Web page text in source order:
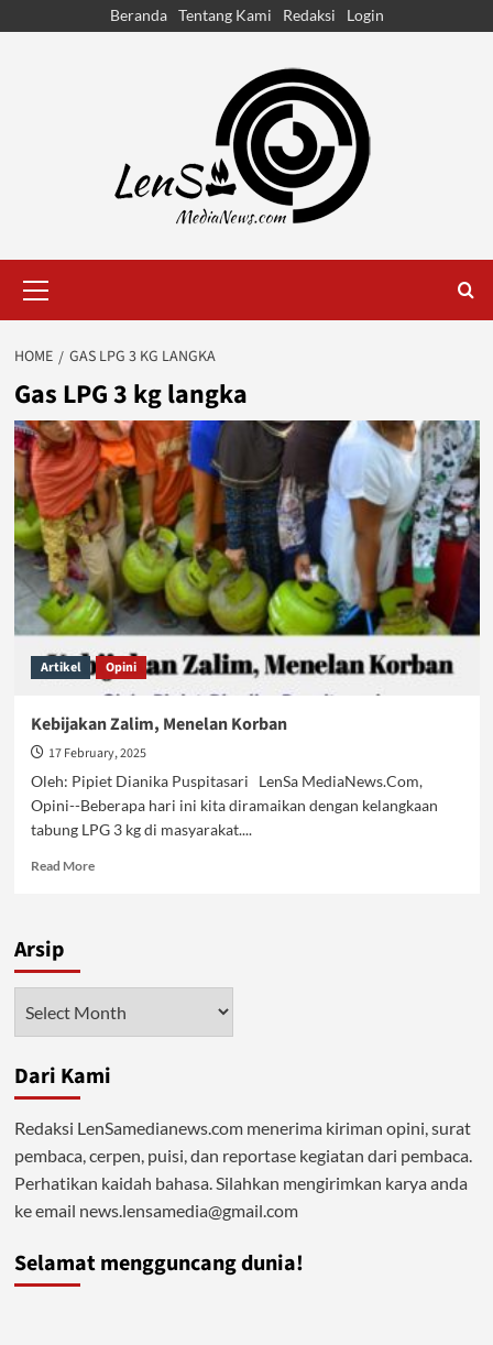
Beranda Tentang Kami Redaksi Login
Menu
HOME GAS LPG 3 KG LANGKA
Gas LPG 3 kg langka
Artikel Opini
Kebijakan Zalim, Menelan Korban
17 February, 2025
Oleh: Pipiet Dianika Puspitasari LenSa MediaNews.Com,
Opini--Beberapa hari ini kita diramaikan dengan kelangkaan
tabung LPG 3 kg di masyarakat....
Read MoreRead
Korban
Arsip
Dari Kami
Redaksi LenSamedianews.com menerima kiriman opini, surat
pembaca, cerpen, puisi, dan reportase kegiatan dari pembaca.
Perhatikan kaidah bahasa. Silahkan mengirimkan karya anda
ke email news.lensamedia@gmail.com
Selamat mengguncang dunia!